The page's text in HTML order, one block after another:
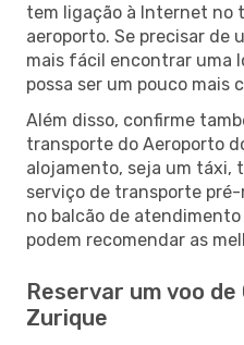
tem ligação à Internet no
aeroporto. Se precisar de
mais fácil encontrar uma
possa ser um pouco mais
Além disso, confirme
transporte do Aeroporto
alojamento, seja um táxi,
serviço de transporte
no balcão de
podem recomendar as
Reservar um voo
Zurique